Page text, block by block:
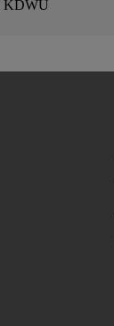
KDWU